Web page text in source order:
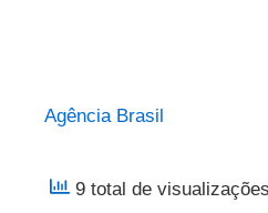
Agência Brasil
9 total de visualizações